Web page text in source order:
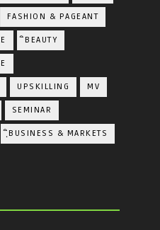
FASHION & PAGEANT
ิBEAUTY
UPSKILLING MV
SEMINAR
ฺิBUSINESS & MARKETS